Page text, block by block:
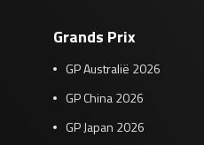
Grands Prix
GP Australië 2026
GP China 2026
GP Japan 2026